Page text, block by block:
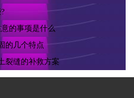
的事项是什么
的几个特点
裂缝的补救方案